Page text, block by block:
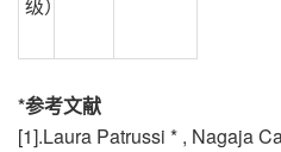
级）
*参考文献
[1].Laura Patrussi * , Nagaja